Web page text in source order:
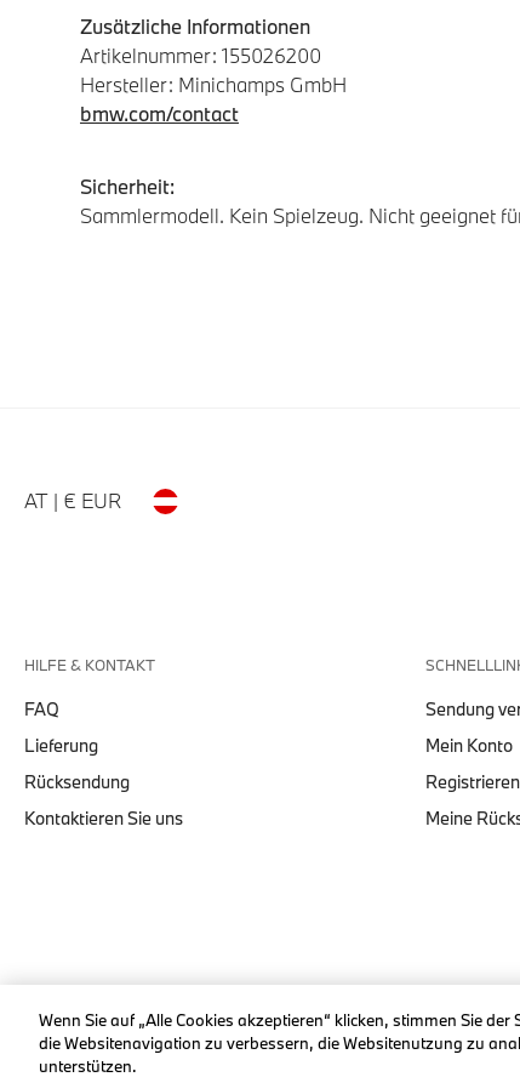
Zusätzliche Informationen
Artikelnummer: 155026200
Hersteller: Minichamps GmbH
bmw.com/contact
Sicherheit:
Sammlermodell. Kein Spielzeug. Nicht geeignet
AT | € EUR
HILFE & KONTAKT
FAQ
Lieferung
Rücksendung
Kontaktieren Sie uns
Sendung
Mein Konto
Registrieren
Meine
© stichd sportmerchandising B.V. Reg. No. 63490757
Wenn Sie auf „Alle Cookies akzeptieren“ klicken, stimmen Sie
die Websitenavigation zu verbessern, die Websitenutzung zu
unterstützen.